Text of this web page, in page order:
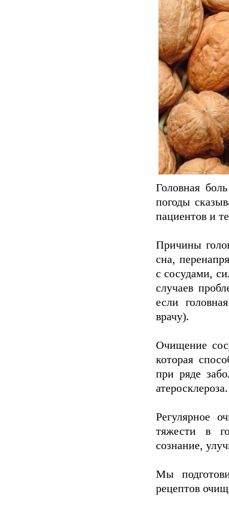
Головная
погоды
пациентов и
Причины
сна,
с сосудами,
случаев
если
врачу).
Очищение
которая
при ряде
атеросклероза.
Регулярное
тяжести в
сознание,
Мы
рецептов